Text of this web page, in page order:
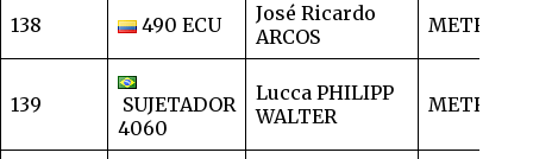
138 490 ECU
José Ricardo
ARCOS
METRO
139
SUJETADOR
4060
Lucca PHILIPP
WALTER
METRO